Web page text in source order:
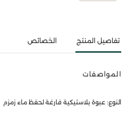
تفاصيل المنتج الخصائص
المواصفات
النوع: عبوة بلاستيكية فارغة لحفظ ماء زمزم